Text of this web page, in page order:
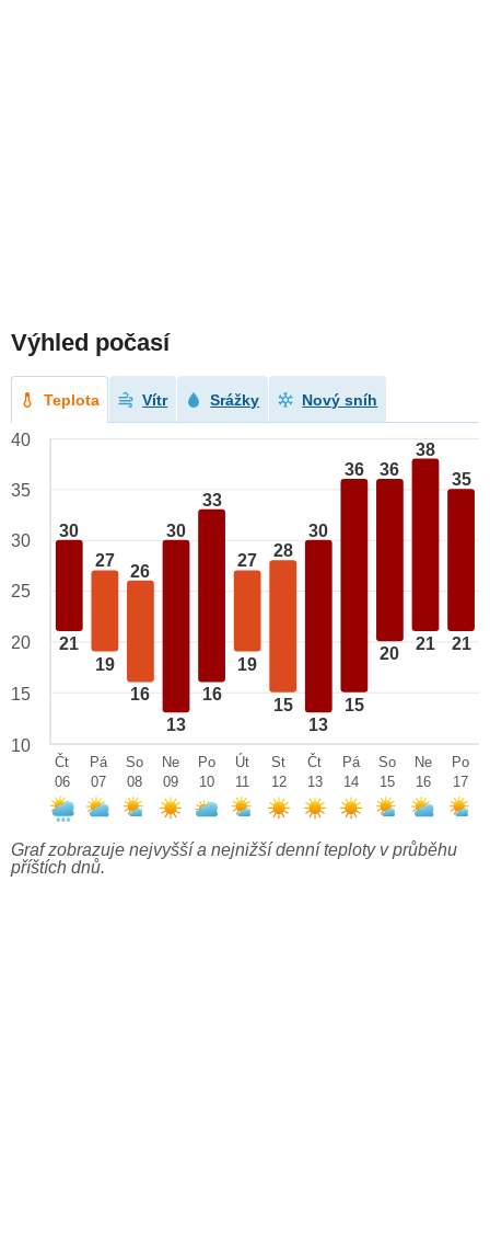
Výhled počasí
Teplota Vítr Srážky Nový sníh
30
21
27
19
26
16
30
13
33
16
27
19
28
15
30
13
36
15
36
20
38
21
35
21
40
35
30
25
20
15
10
Čt
06
Pá
07
So
08
Ne
09
Po
10
Út
11
St
12
Čt
13
Pá
14
So
15
Ne
16
Po
17
Graf zobrazuje nejvyšší a nejnižší denní teploty v průběhu
příštích dnů.